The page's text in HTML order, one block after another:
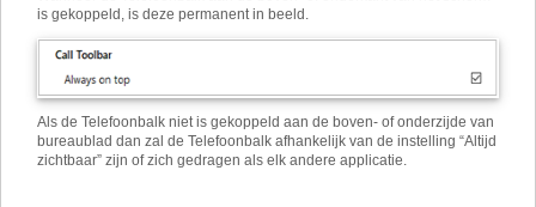
is gekoppeld, is deze permanent in beeld.
Als de Telefoonbalk niet is gekoppeld aan de boven- of onderzijde van
bureaublad dan zal de Telefoonbalk afhankelijk van de instelling “Altijd
zichtbaar” zijn of zich gedragen als elk andere applicatie.